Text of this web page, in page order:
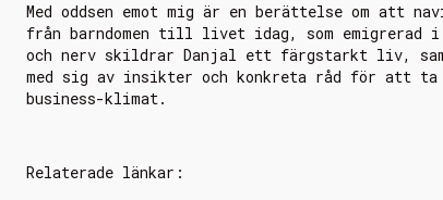
Med oddsen emot mig är en berättelse om att
från barndomen till livet idag, som emigrerad i
och nerv skildrar Danjal ett färgstarkt liv,
med sig av insikter och konkreta råd för att
business-klimat.
Relaterade länkar: